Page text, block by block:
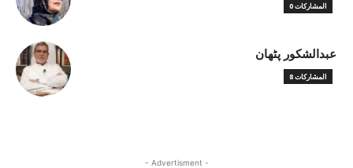
0 المشاركات
عبدالشکور پٹھان
8 المشاركات
- Advertisment -